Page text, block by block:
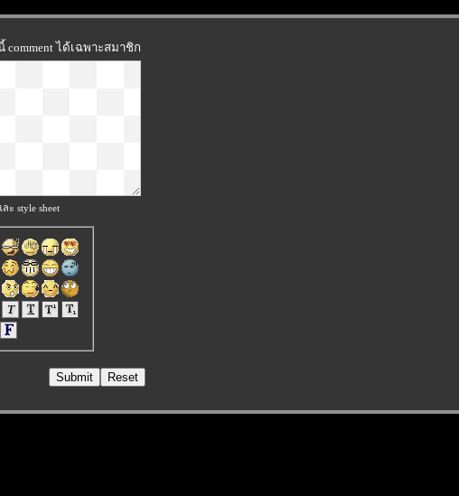
comment ได้เฉพาะสมาชิก
ะ style sheet